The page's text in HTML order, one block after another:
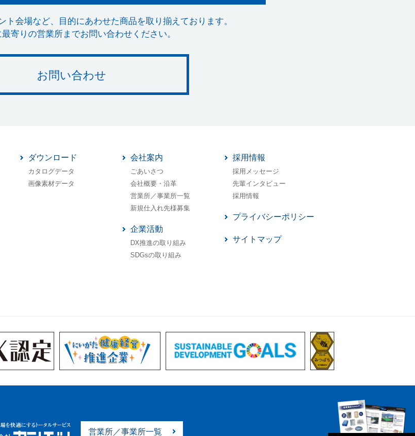
ト会場など、目的にあわせた商品を取り揃えております。
寄りの営業所までお問い合わせください。
お問い合わせ
ダウンロード
カタログデータ
画像素材データ
会社案内
ごあいさつ
会社概要・沿革
営業所／事業所一覧
新規仕入れ先様募集
企業活動
DX推進の取り組み
SDGsの取り組み
採用情報
採用メッセージ
先輩インタビュー
採用情報
プライバシーポリシー
サイトマップ
営業所／事業所一覧